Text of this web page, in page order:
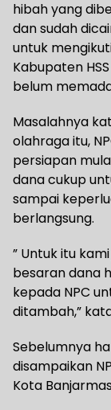
hibah yang
dan sudah
untuk
Kabupaten
belum
Masalahnya
olahraga itu,
persiapan
dana cukup
sampai
berlangsung.
” Untuk itu
besaran dana
kepada NPC
ditambah,”
Sebelumnya
disampaikan
Kota